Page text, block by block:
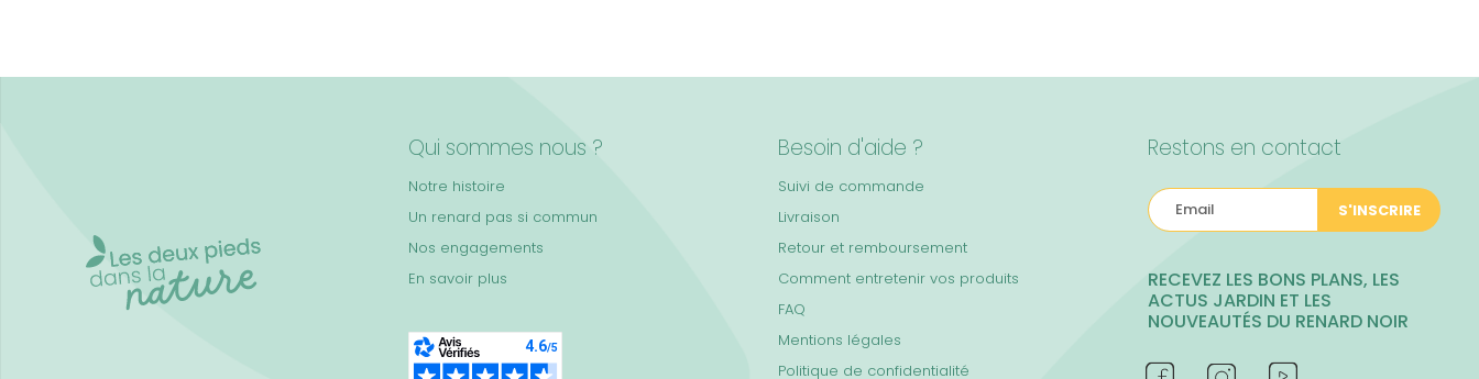
Restons en contact
S'INSCRIRE
RECEVEZ LES BONS PLANS, LES
ACTUS JARDIN ET LES
NOUVEAUTÉS DU RENARD NOIR
Qui sommes nous ?
Notre histoire
Un renard pas si commun
Nos engagements
En savoir plus
Besoin d'aide ?
Suivi de commande
Livraison
Retour et remboursement
Comment entretenir vos produits
FAQ
Mentions légales
Politique de confidentialité